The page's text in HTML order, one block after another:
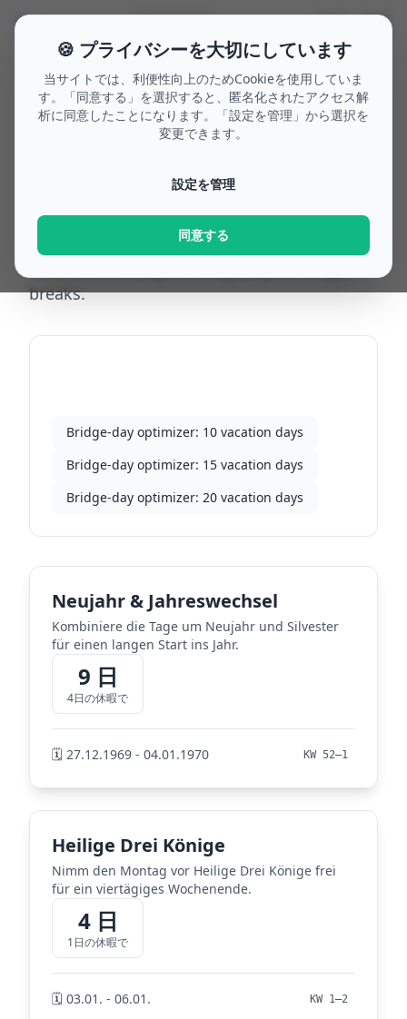
🗓
Home / Bridge days 1970 / Austria / Tirol
Bridge daysTirol
1970
Top bridge-day opportunities in Tirol for
breaks.
Bridge-day optimizer: 10 vacation days
Bridge-day optimizer: 15 vacation days
Bridge-day optimizer: 20 vacation days
Neujahr & Jahreswechsel
Kombiniere die Tage um Neujahr und Silvester
für einen langen Start ins Jahr.
9 日
4日の休暇で
🗓️ 27.12.1969 - 04.01.1970 KW 52–1
Heilige Drei Könige
Nimm den Montag vor Heilige Drei Könige frei
für ein viertägiges Wochenende.
4 日
1日の休暇で
🗓️ 03.01. - 06.01. KW 1–2
🍪 プライバシーを大切にしています
当サイトでは、利便性向上のためCookieを使用していま
す。「同意する」を選択すると、匿名化されたアクセス解
析に同意したことになります。「設定を管理」から選択を
変更できます。
設定を管理
同意する